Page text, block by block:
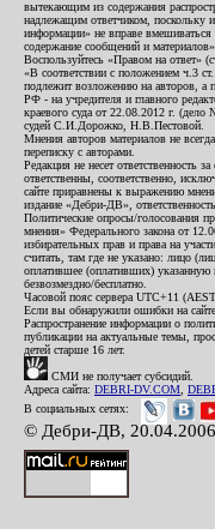
вытекающим из содержания
надлежащим ответчиком, поскольку
информации» не вправе вмешиваться
содержание сообщений и материалов».
Воспользуйтесь «Правом на ответ»
«В соответствии с положением ч.3
подлежит возложению на авторов, а
РФ - на учредителя и главного
краевого суда от 22.08.2012 г.
судей С.И.Дорожко, Н.В.Пестовой.
Мнения авторов материалов не
переписку с авторами.
Редакция не несет ответственность
ответственны, соответственно,
сайте приравнены к выражению
издание «Дебри-ДВ»,
Политические опросы/голосования
мнения» Федерального закона от
избирательных прав и права на
считать, там где не указано: лицо
оплатившее (оплативших) указанную
безвозмездно/бесплатно.
Часовой пояс сервера UTC+11
Если вы обнаружили ошибки на
Распространение информации о
публикации на актуальные темы,
детей старше 16 лет.
СМИ не получает субсидий.
Адреса сайта: DEBRI-DV.COM
В социальных сетях:
© Дебри-ДВ,